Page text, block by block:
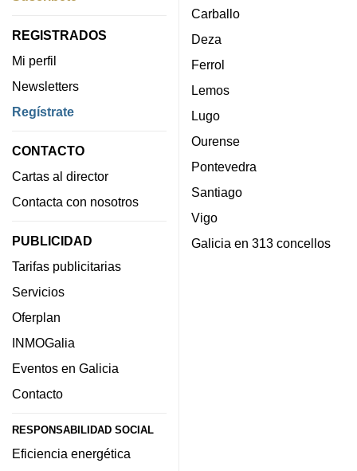
REGISTRADOS
Mi perfil
Newsletters
Regístrate
CONTACTO
Cartas al director
Contacta con nosotros
PUBLICIDAD
Tarifas publicitarias
Servicios
Oferplan
INMOGalia
Eventos en Galicia
Contacto
RESPONSABILIDAD SOCIAL
Eficiencia energética
Carballo
Deza
Ferrol
Lemos
Lugo
Ourense
Pontevedra
Santiago
Vigo
Galicia en 313 concellos